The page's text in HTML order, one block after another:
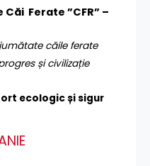
Ferate ”CFR” –
căile ferate
și civilizație
ecologic și sigur